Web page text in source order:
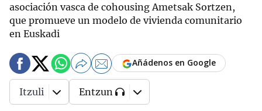
asociación vasca de cohousing Ametsak Sortzen,
que promueve un modelo de vivienda comunitario
en Euskadi
Añádenos en Google
Itzuli Entzun